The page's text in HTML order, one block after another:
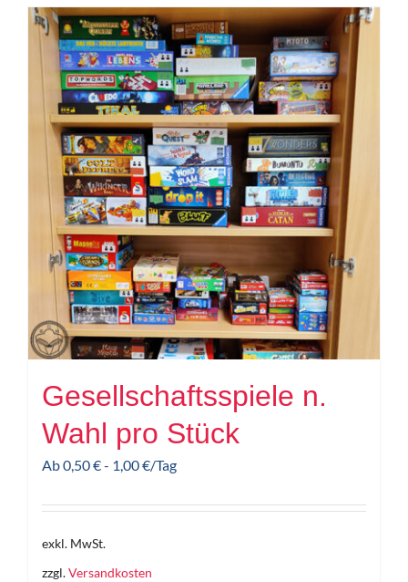
Gesellschaftsspiele n.
Wahl pro Stück
Ab0,50€- 1,00€/Tag
exkl. MwSt.
zzgl.Versandkosten